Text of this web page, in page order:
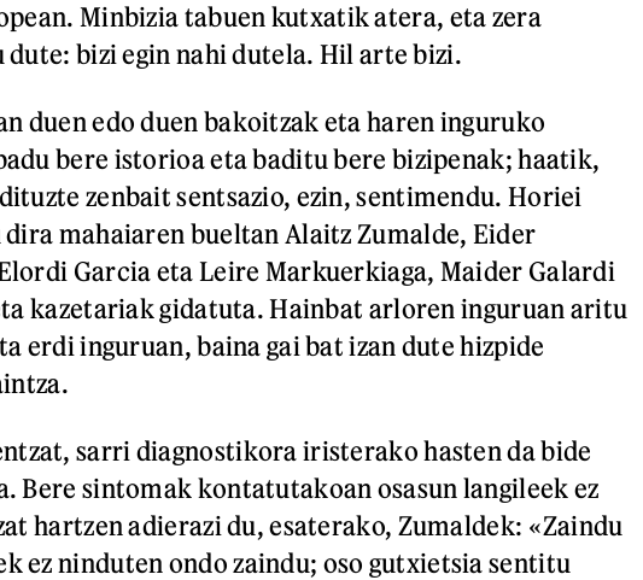
Minbizia tabuen kutxatik atera, eta zera
bizi egin nahi dutela. Hil arte bizi.
duen edo duen bakoitzak eta haren inguruko
bere istorioa eta baditu bere bizipenak; haatik,
zenbait sentsazio, ezin, sentimendu. Horiei
mahaiaren bueltan Alaitz Zumalde, Eider
Garcia eta Leire Markuerkiaga, Maider Galardi
kazetariak gidatuta. Hainbat arloren inguruan aritu
erdi inguruan, baina gai bat izan dute hizpide
sarri diagnostikora iristerako hasten da bide
Bere sintomak kontatutakoan osasun langileek ez
hartzen adierazi du, esaterako, Zumaldek: «Zaindu
ez ninduten ondo zaindu; oso gutxietsia sentitu